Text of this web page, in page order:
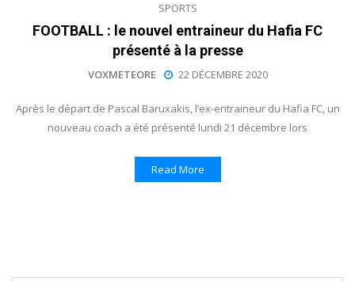
SPORTS
FOOTBALL : le nouvel entraineur du Hafia FC
présenté à la presse
VOXMETEORE 22 DÉCEMBRE 2020
Après le départ de Pascal Baruxakis, l’ex-entraineur du Hafia FC, un
nouveau coach a été présenté lundi 21 décembre lors
Read More